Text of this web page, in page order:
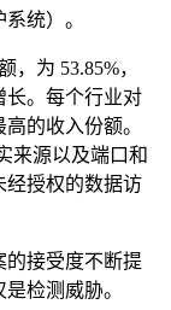
统）。
为 53.85%，
长。每个行业对
的收入份额。
来源以及端口和
经授权的数据访
的接受度不断提
检测威胁。